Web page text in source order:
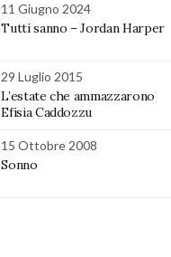
11 Giugno 2024
Tutti sanno – Jordan Harper
29 Luglio 2015
L’estate che ammazzarono
Efisia Caddozzu
15 Ottobre 2008
Sonno